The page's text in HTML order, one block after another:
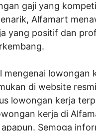
gaji yang
Alfamart
yang positif dan
mengenai lowongan
di website
lowongan kerja
kerja di
Semoga